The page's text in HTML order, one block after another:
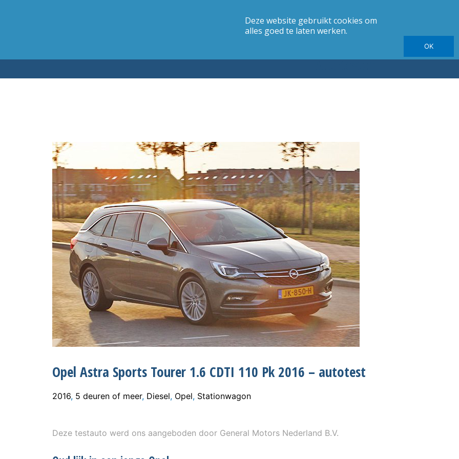
Carrosserie Jaargang Elektrische autotesten
Autotesten
Opel Astra Sports Tourer 1.6 CDTI 110 Pk 2016 – autotest
2016, 5 deuren of meer, Diesel, Opel, Stationwagon
Deze testauto werd ons aangeboden door General Motors Nederland B.V.
Deze website gebruikt cookies om
alles goed te laten werken.
OK